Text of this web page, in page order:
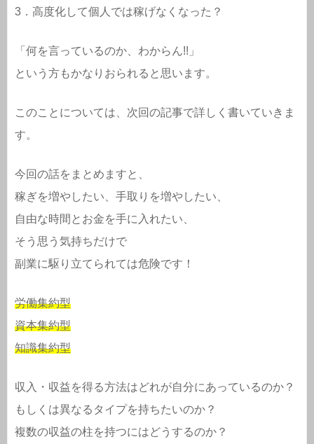
3．高度化して個人では稼げなくなった？
「何を言っているのか、わからん!!」
という方もかなりおられると思います。
このことについては、次回の記事で詳しく書いていきま
す。
今回の話をまとめますと、
稼ぎを増やしたい、手取りを増やしたい、
自由な時間とお金を手に入れたい、
そう思う気持ちだけで
副業に駆り立てられては危険です！
労働集約型
資本集約型
知識集約型
収入・収益を得る方法はどれが自分にあっているのか？
もしくは異なるタイプを持ちたいのか？
複数の収益の柱を持つにはどうするのか？